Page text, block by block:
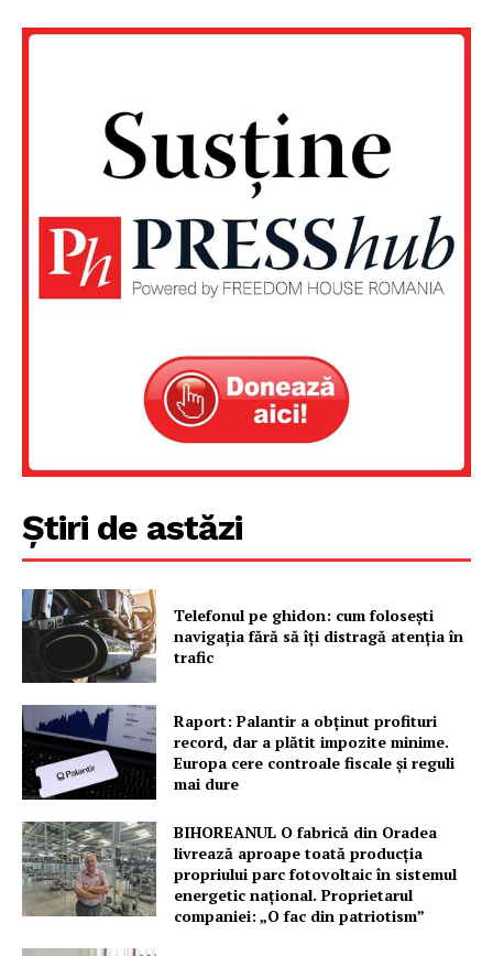
Știri de astăzi
Telefonul pe ghidon: cum folosești
navigația fără să îți distragă atenția în
trafic
Raport: Palantir a obținut profituri
record, dar a plătit impozite minime.
Europa cere controale fiscale și reguli
mai dure
BIHOREANUL O fabrică din Oradea
livrează aproape toată producția
propriului parc fotovoltaic în sistemul
energetic național. Proprietarul
companiei: „O fac din patriotism”